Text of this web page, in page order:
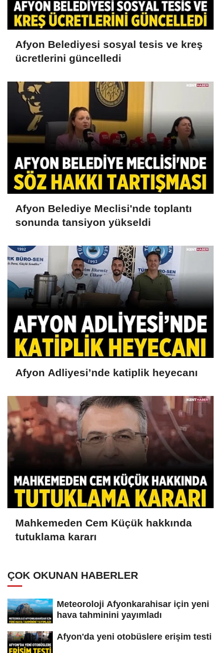
Afyon Belediyesi sosyal tesis ve kreş
ücretlerini güncelledi
Afyon Belediye Meclisi'nde toplantı
sonunda tansiyon yükseldi
Afyon Adliyesi’nde katiplik heyecanı
Mahkemeden Cem Küçük hakkında
tutuklama kararı
ÇOK OKUNAN HABERLER
Meteoroloji Afyonkarahisar için yeni
hava tahminini yayımladı
Afyon'da yeni otobüslere erişim testi